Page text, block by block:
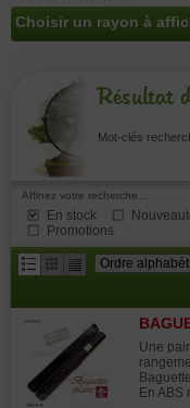
Résultat
Mot-clés
Affinez votre recherche...
En stock
Promotions
533170
Une
En ABS